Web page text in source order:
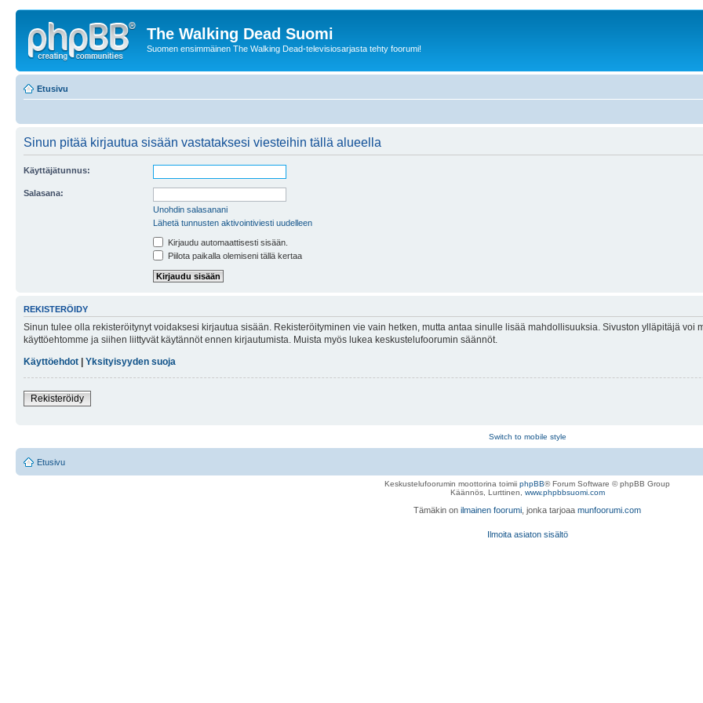
The Walking Dead Suomi
Suomen ensimmäinen The Walking Dead-televisiosarjasta tehty foorumi!
Etusivu
Sinun pitää kirjautua sisään vastataksesi viesteihin tällä alueella
Käyttäjätunnus:
Salasana:
Unohdin salasanani
Lähetä tunnusten aktivointiviesti uudelleen
Kirjaudu automaattisesti sisään.
Piilota paikalla olemiseni tällä kertaa
REKISTERÖIDY
Sinun tulee olla rekisteröitynyt voidaksesi kirjautua sisään. Rekisteröityminen vie vain hetken, mutta antaa sinulle lisää mahdollisuuksia. Sivuston ylläpitäjä
käyttöehtomme ja siihen liittyvät käytännöt ennen kirjautumista. Muista myös lukea keskustelufoorumin säännöt.
Käyttöehdot
Yksityisyyden suoja
Rekisteröidy
Switch to mobile style
Etusivu
Keskustelufoorumin moottorina toimii phpBB® Forum Software © phpBB Group
Käännös, Lurttinen, www.phpbbsuomi.com
Tämäkin on ilmainen foorumi , jonka tarjoaa munfoorumi.com
Ilmoita asiaton sisältö